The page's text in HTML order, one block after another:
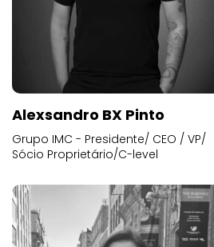
Alexsandro BX Pinto
Grupo IMC - Presidente/ CEO / VP/
Sócio Proprietário/C-level